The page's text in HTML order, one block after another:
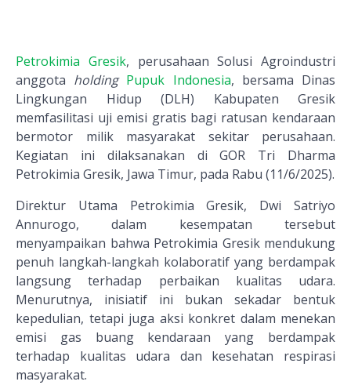
Petrokimia Gresik, perusahaan Solusi Agroindustri
anggota holding Pupuk Indonesia, bersama Dinas
Lingkungan Hidup (DLH) Kabupaten Gresik
memfasilitasi uji emisi gratis bagi ratusan kendaraan
bermotor milik masyarakat sekitar perusahaan.
Kegiatan ini dilaksanakan di GOR Tri Dharma
Petrokimia Gresik, Jawa Timur, pada Rabu (11/6/2025).
Direktur Utama Petrokimia Gresik, Dwi Satriyo
Annurogo, dalam kesempatan tersebut
menyampaikan bahwa Petrokimia Gresik mendukung
penuh langkah-langkah kolaboratif yang berdampak
langsung terhadap perbaikan kualitas udara.
Menurutnya, inisiatif ini bukan sekadar bentuk
kepedulian, tetapi juga aksi konkret dalam menekan
emisi gas buang kendaraan yang berdampak
terhadap kualitas udara dan kesehatan respirasi
masyarakat.